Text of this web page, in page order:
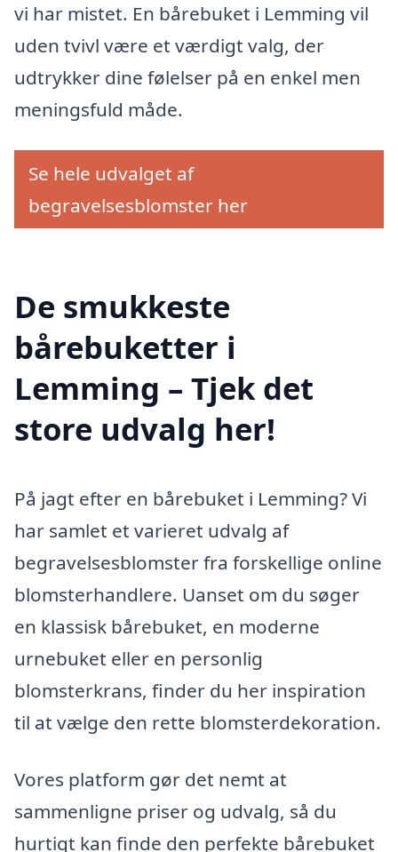
vi har mistet. En bårebuket i Lemming vil
uden tvivl være et værdigt valg, der
udtrykker dine følelser på en enkel men
meningsfuld måde.
Se hele udvalget af
begravelsesblomster her
De smukkeste
bårebuketter i
Lemming – Tjek det
store udvalg her!
På jagt efter en bårebuket i Lemming? Vi
har samlet et varieret udvalg af
begravelsesblomster fra forskellige online
blomsterhandlere. Uanset om du søger
en klassisk bårebuket, en moderne
urnebuket eller en personlig
blomsterkrans, finder du her inspiration
til at vælge den rette blomsterdekoration.
Vores platform gør det nemt at
sammenligne priser og udvalg, så du
hurtigt kan finde den perfekte bårebuket